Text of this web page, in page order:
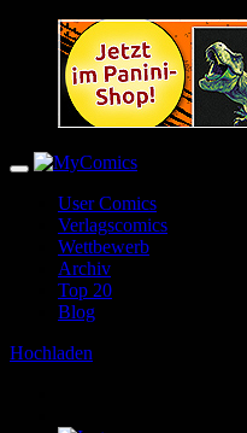
User Comics
Verlagscomics
Wettbewerb
Archiv
Top 20
Blog
Hochladen